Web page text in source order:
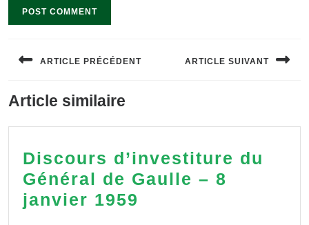
de
ARTICLE PRÉCÉDENT
post:
ARTICLE SUIVANT
Article similaire
Discours d’investiture du
Général de Gaulle – 8
janvier 1959